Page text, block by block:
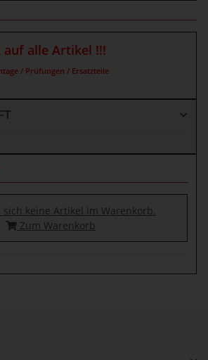
auf alle Artikel !!!
/ Prüfungen / Ersatzteile
sich keine Artikel im Warenkorb.
Zum Warenkorb